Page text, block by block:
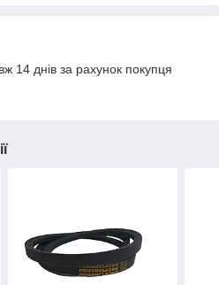
14 днів за рахунок покупця